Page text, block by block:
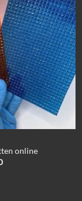
online
Prijsklasse: